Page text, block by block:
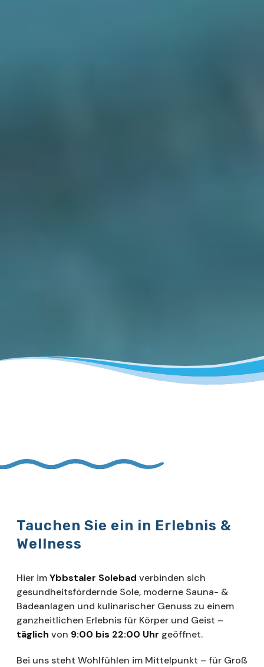
Tauchen Sie ein in Erlebnis &
Wellness
Hier imYbbstaler Solebad verbinden sich
gesundheitsfördernde Sole, moderne Sauna- &
Badeanlagen und kulinarischer Genuss zu einem
ganzheitlichen Erlebnis für Körper und Geist –
täglich von 9:00 bis 22:00 Uhr geöffnet.
Bei uns steht Wohlfühlen im Mittelpunkt – für Groß